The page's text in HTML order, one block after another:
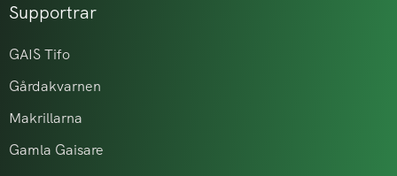
Supportrar
GAIS Tifo
Gårdakvarnen
Makrillarna
Gamla Gaisare